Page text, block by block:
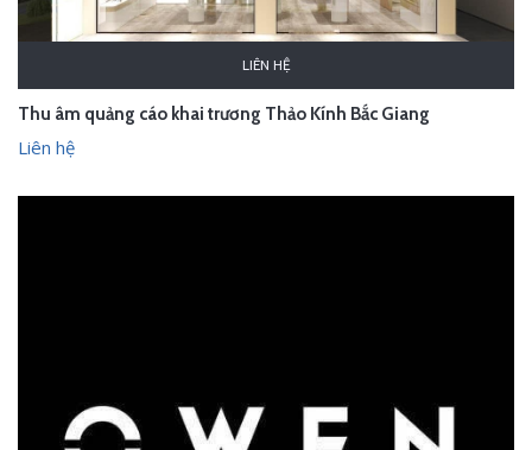
LIÊN HỆ
Thu âm quảng cáo khai trương Thảo Kính Bắc Giang
Liên hệ